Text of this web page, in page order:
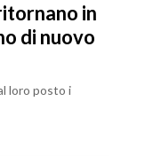
in
di nuovo
loro posto i